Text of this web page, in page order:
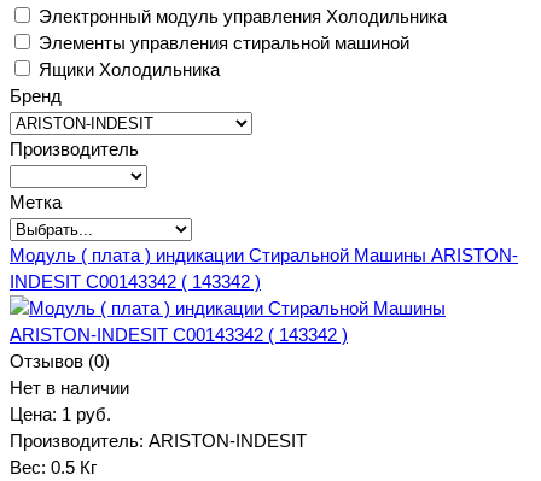
Электронный модуль управления Холодильника
Элементы управления стиральной машиной
Ящики Холодильника
Бренд
Производитель
Метка
Модуль ( плата ) индикации Стиральной Машины ARISTON-
INDESIT C00143342 ( 143342 )
Отзывов (0)
Нет в наличии
Цена: 1 руб.
Производитель: ARISTON-INDESIT
Вес: 0.5 Кг